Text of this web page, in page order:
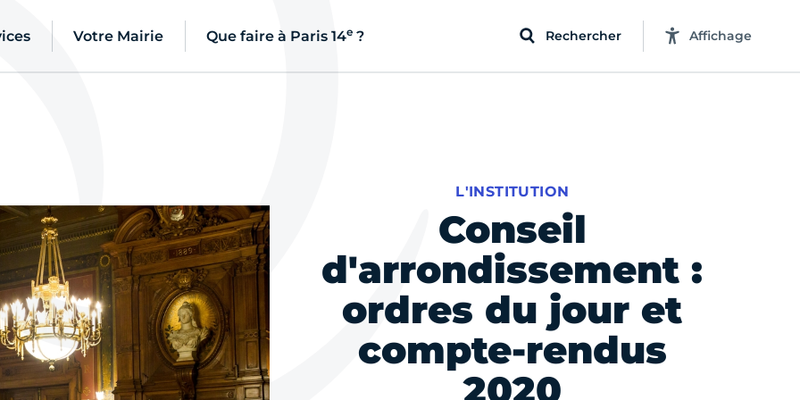
Votre Mairie Que faire à Paris 14e ? Rechercher Affichage
Conseil
d'arrondissement :
ordres du jour et
compte-rendus
2020
L'INSTITUTION